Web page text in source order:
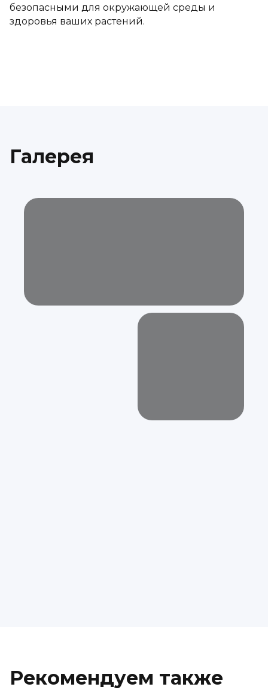
безопасными для окружающей среды и
здоровья ваших растений.
Галерея
Рекомендуем также